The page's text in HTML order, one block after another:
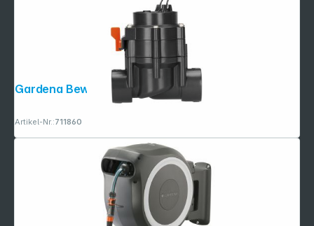
Gardena Bewässerungsventil 24V
Artikel-Nr.:711860